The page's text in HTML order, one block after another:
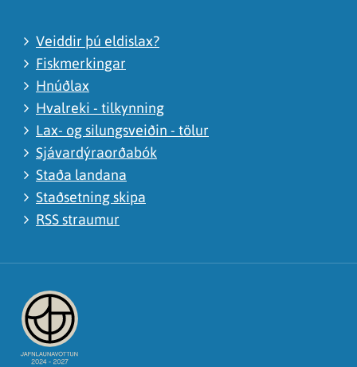
Veiddir þú eldislax?
Fiskmerkingar
Hnúðlax
Hvalreki - tilkynning
Lax- og silungsveiðin - tölur
Sjávardýraorðabók
Staða landana
Staðsetning skipa
RSS straumur